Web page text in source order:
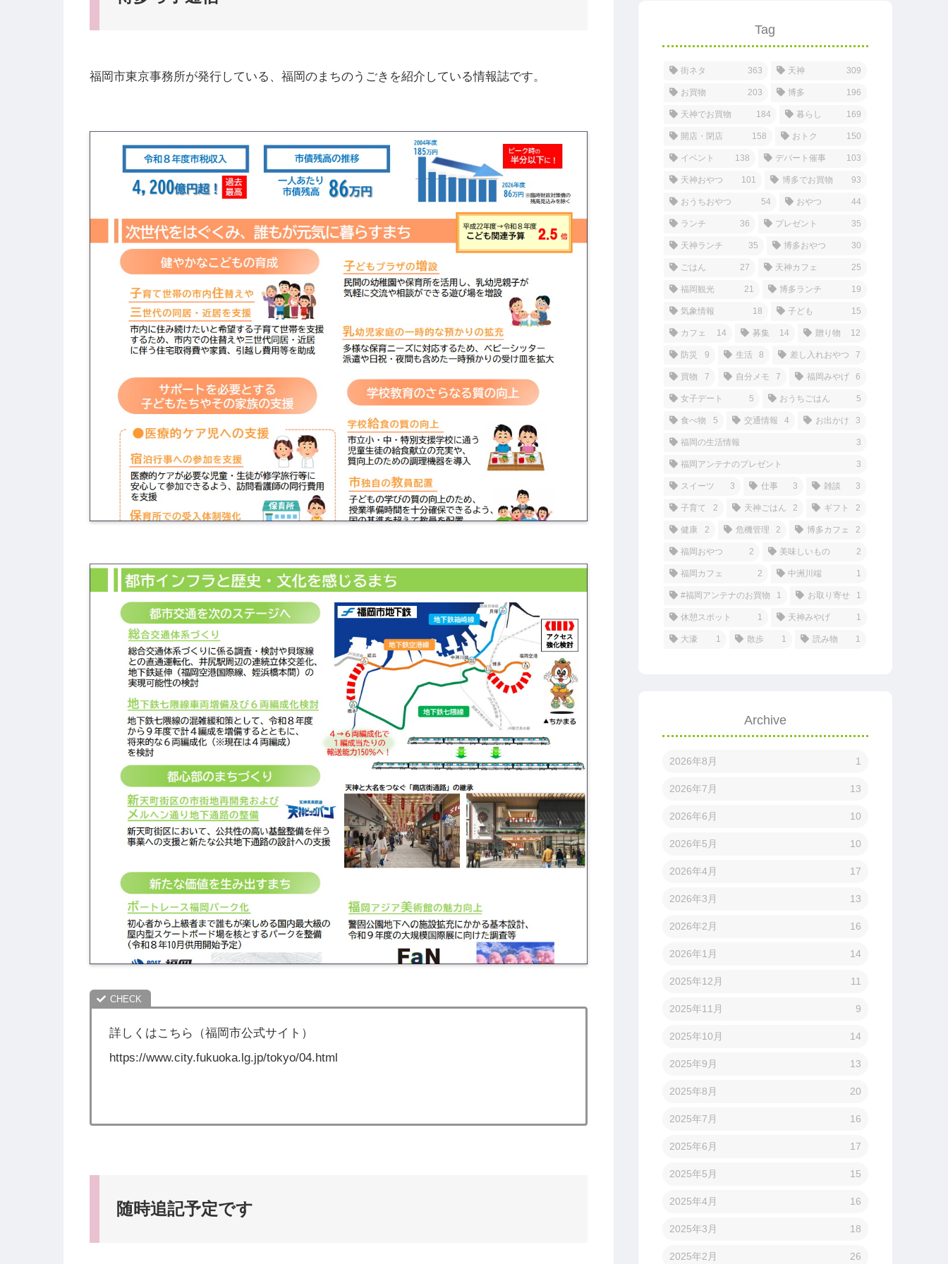
福岡市東京事務所が発行している、福岡のまちのうごきを紹介している情報誌です。
詳しくはこちら（福岡市公式サイト）
https://www.city.fukuoka.lg.jp/tokyo/04.html
随時追記予定です
Tag
街ネタ 363 天神 309
お買物 203 博多 196
天神でお買物 184 暮らし 169
開店・閉店 158 おトク 150
イベント 138 デパート催事 103
天神おやつ 101 博多でお買物 93
おうちおやつ 54 おやつ 44
ランチ 36 プレゼント 35
天神ランチ 35 博多おやつ 30
ごはん 27 天神カフェ 25
福岡観光 21 博多ランチ 19
気象情報 18 子ども 15
カフェ 14 募集 14 贈り物 12
防災 9 生活 8 差し入れおやつ 7
買物 7 自分メモ 7 福岡みやげ 6
女子デート 5 おうちごはん 5
食べ物 5 交通情報 4 お出かけ 3
福岡の生活情報 3
福岡アンテナのプレゼント 3
スイーツ 3 仕事 3 雑談 3
子育て 2 天神ごはん 2 ギフト 2
健康 2 危機管理 2 博多カフェ 2
福岡おやつ 2 美味しいもの 2
福岡カフェ 2 中洲川端 1
#福岡アンテナのお買物 1 お取り寄せ 1
休憩スポット 1 天神みやげ 1
大濠 1 散歩 1 読み物 1
Archive
2026年8月 1
2026年7月 13
2026年6月 10
2026年5月 10
2026年4月 17
2026年3月 13
2026年2月 16
2026年1月 14
2025年12月 11
2025年11月 9
2025年10月 14
2025年9月 13
2025年8月 20
2025年7月 16
2025年6月 17
2025年5月 15
2025年4月 16
2025年3月 18
2025年2月 26